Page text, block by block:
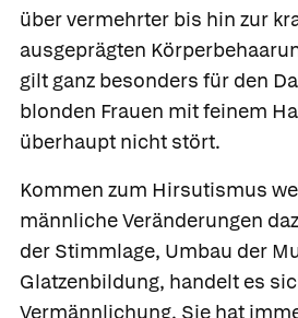
über vermehrter bis hin zur
ausgeprägten
gilt ganz besonders für den
blonden Frauen mit feinem
überhaupt nicht stört.
Kommen zum Hirsutismus
männliche Veränderungen
der Stimmlage, Umbau der
Glatzenbildung, handelt es
Vermännlichung. Sie hat